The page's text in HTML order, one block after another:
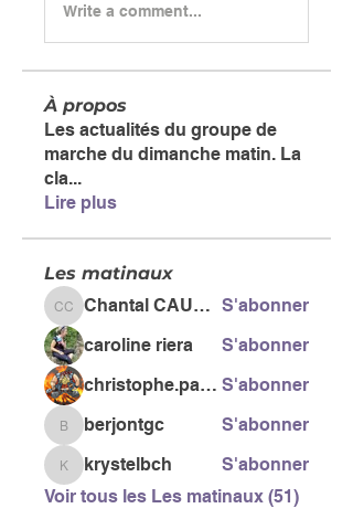
Write a comment...
À propos
Les actualités du groupe de
marche du dimanche matin. La
cla...
Lire plus
Les matinaux
Chantal CAUSSE Chantal CAUSSE S'abonner
caroline riera
S'abonner
christophe.pacific S'abonner
berjontgc
berjontgc S'abonner
krystelbch
krystelbch
S'abonner
Voir tous les Les matinaux (51)